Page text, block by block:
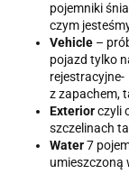
pojemniki
czym
Vehicle –
pojazd tylko
z zapachem,
Exteriorczyli
szczelinach
Water7
umieszczoną